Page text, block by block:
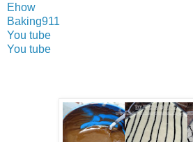
Ehow
Baking911
You tube
You tube